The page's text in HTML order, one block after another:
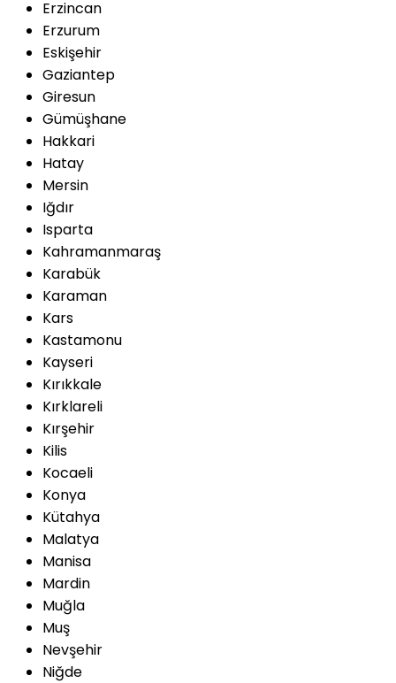
Erzincan
Erzurum
Eskişehir
Gaziantep
Giresun
Gümüşhane
Hakkari
Hatay
Mersin
Iğdır
Isparta
Kahramanmaraş
Karabük
Karaman
Kars
Kastamonu
Kayseri
Kırıkkale
Kırklareli
Kırşehir
Kilis
Kocaeli
Konya
Kütahya
Malatya
Manisa
Mardin
Muğla
Muş
Nevşehir
Niğde